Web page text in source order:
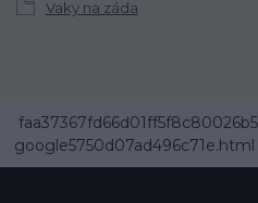
Vaky na záda
google5750d07ad496c71e.html